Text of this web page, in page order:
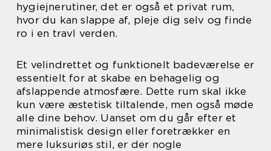
hygiejnerutiner, det er også et privat rum,
hvor du kan slappe af, pleje dig selv og finde
ro i en travl verden.
Et velindrettet og funktionelt badeværelse er
essentielt for at skabe en behagelig og
afslappende atmosfære. Dette rum skal ikke
kun være æstetisk tiltalende, men også møde
alle dine behov. Uanset om du går efter et
minimalistisk design eller foretrækker en
mere luksuriøs stil, er der nogle